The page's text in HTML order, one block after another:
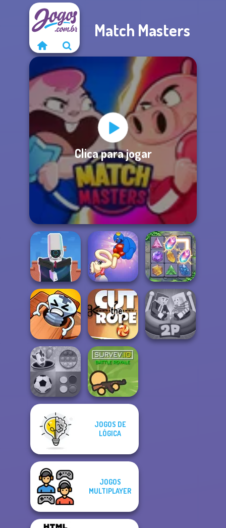
Match Masters
Clica para jogar
Cameraman vs
Toilets Puzzle
Long Dog - Long
Nose
Crystal Connect
Pin Master: Screw
Puzzle Quest
Cut the Rope
Mind Games for
2-3-4 Player
JOGOS DE
LÓGICA
JOGOS
MULTIPLAYER